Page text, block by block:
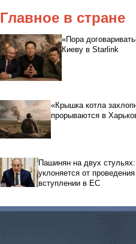
Главное в стране
«Пора
Киеву в Starlink
«Крышка котла
прорываются в
Пашинян на двух
уклоняется от
вступлении в ЕС